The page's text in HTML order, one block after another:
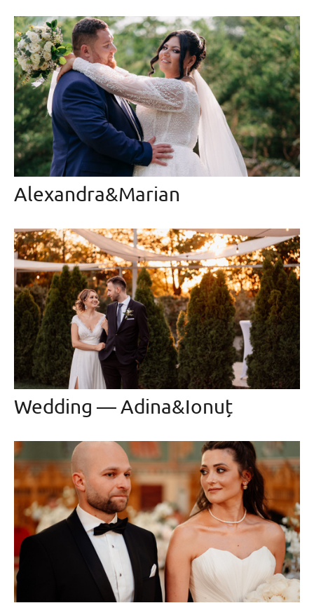
Alexandra&Marian
Wedding — Adina&Ionuț